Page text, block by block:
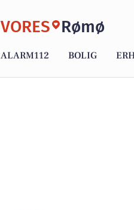
VORES Rømø
ALARM112 BOLIG